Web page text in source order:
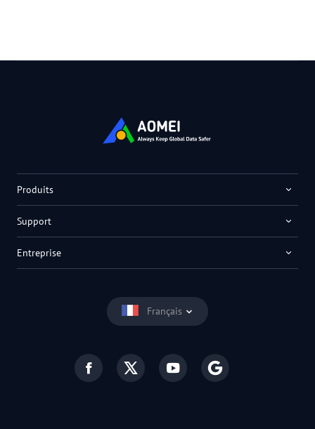
Français
Produits
Support
Entreprise